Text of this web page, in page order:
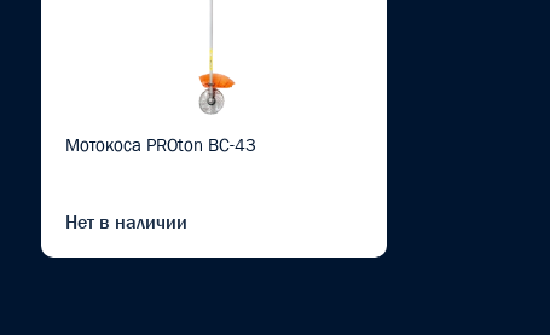
Мотокоса PROton BC-43
Нет в наличии